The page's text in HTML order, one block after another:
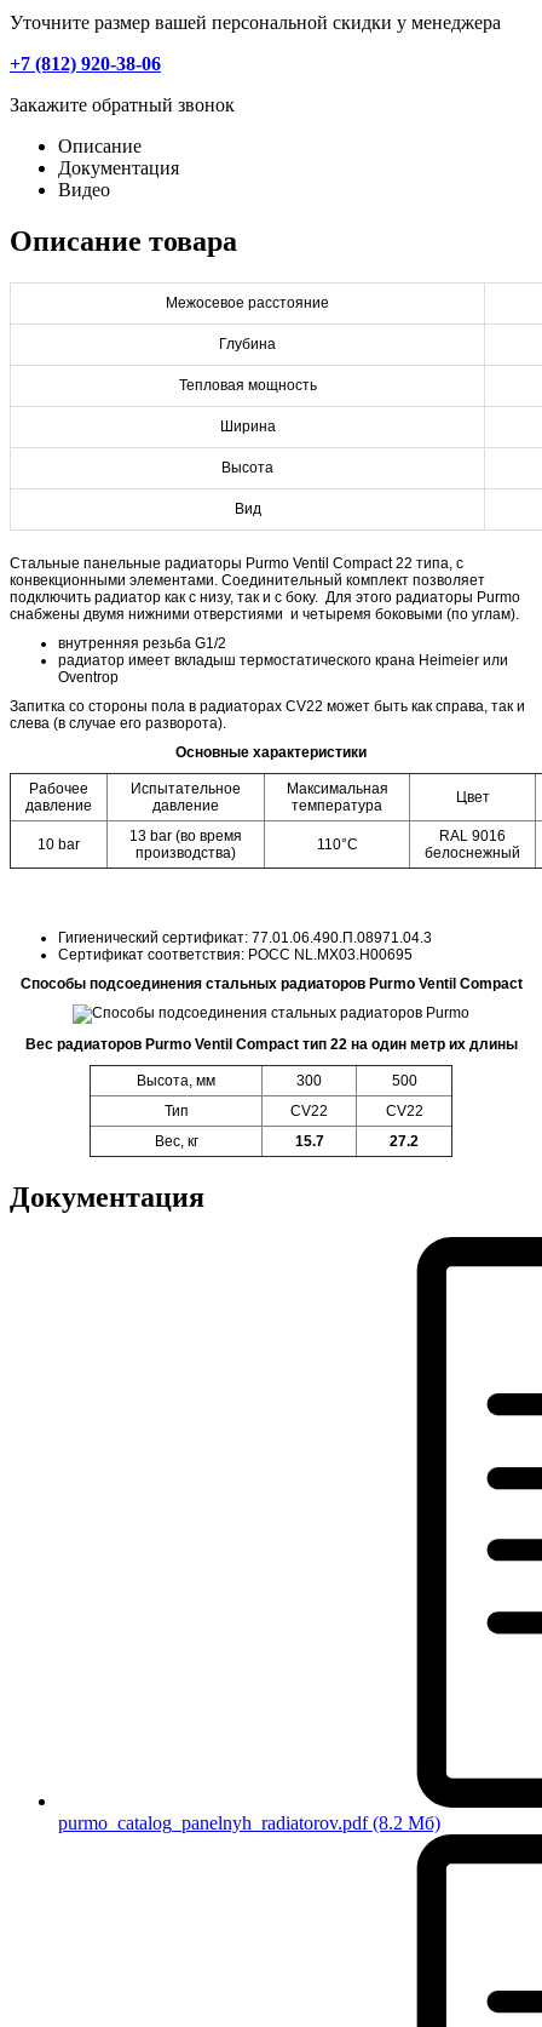
Уточните размер вашей персональной скидки у менеджера
+7 (812) 920-38-06
Закажите обратный звонок
Описание
Документация
Видео
Описание товара
Межосевое расстояние
Глубина
Тепловая мощность
Ширина
Высота
Вид
Стальные панельные радиаторы Purmo Ventil Compact 22 типа, с
конвекционными элементами. Cоединительный комплект позволяет
подключить радиатор как с низу, так и с боку. Для этого радиаторы Purmo
снабжены двумя нижними отверстиями и четыремя боковыми (по углам).
внутренняя резьба G1/2
радиатор имеет вкладыш термостатического крана Heimeier или
Oventrop
Запитка со стороны пола в радиаторах CV22 может быть как справа, так и
слева (в случае его разворота).
Основные характеристики
Рабочее
давление
Испытательное
давление
Максимальная
температура
Цвет
10 bar
13 bar (во время
производства)
110°C
RAL 9016
белоснежный
Гигиенический сертификат: 77.01.06.490.П.08971.04.3
Сертификат соответствия: POCC NL.MX03.H00695
Способы подсоединения стальных радиаторов Purmo Ventil Compact
Вес радиаторов Purmo Ventil Compact тип 22 на один метр их длины
Высота, мм 300
500
Тип
CV22
CV22
Вес, кг
15.7 27.2
Документация
purmo_catalog_panelnyh_radiatorov.pdf(8.2 Мб)